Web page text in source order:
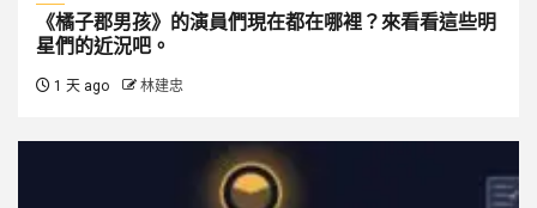
《橘子郡男孩》的演員們現在都在哪裡？來看看這些明
星們的近況吧。
1 天 ago 林建忠